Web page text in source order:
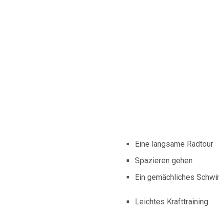
Eine langsame Radtour
Spazieren gehen
Ein gemächliches
Leichtes Krafttraining